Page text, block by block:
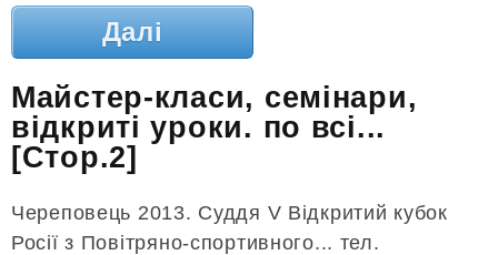
Далі
Майстер-класи, семінари,
відкриті уроки. по всі...
[Стор.2]
Череповець 2013. Суддя V Відкритий кубок
Росії з Повітряно-спортивного... тел.